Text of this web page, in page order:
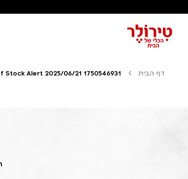
דף הבית Stock Alert 2025/06/21 1750546931